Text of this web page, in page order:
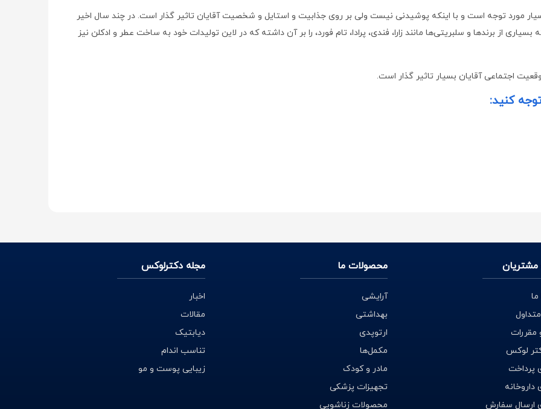
مورد توجه است و با اینکه پوشیدنی نیست ولی بر روی جذابیت و استایل و شخصیت آقایان تاثیر گذار است. در چند سال اخیر
از برندها و سلبریتی‌ها مانند زارا، فندی، پرادا، تام فورد، را بر آن داشته که در لاین تولیدات خود به ساخت عطر و ادکلن نیز
اجتماعی آقایان بسیار تاثیر گذار است‌.
کنید:
میکند.
اینترنتی کشور در زمینه فروش اینترنتی عطر و ادکلن می‌باشد و مفتخر است با ارائه‌ی جدیدترین ادکلن مردانه با کیفیت و اصل با
در سایت ) در خدمت شما هموطنان عزیز باشد.
مقررات
لوکس
پرداخت
داروخانه
ارسال سفارش
محصولات ما
آرایشی
بهداشتی
ارتوپدی
مکمل‌ها
مادر و کودک
تجهیزات پزشکی
محصولات زناشویی
مجله دکترلوکس
اخبار
مقالات
دیابتیک
تناسب اندام
زیبایی پوست و مو